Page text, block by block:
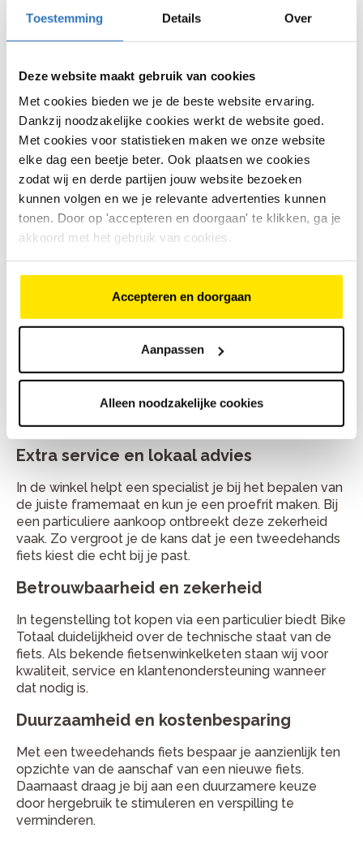
Toestemming Details Over
Deze website maakt gebruik van cookies
Met cookies bieden we je de beste website ervaring.
Dankzij noodzakelijke cookies werkt de website goed.
Met cookies voor statistieken maken we onze website
elke dag een beetje beter. Ook plaatsen we cookies
zodat wij en derde partijen jouw website bezoeken
kunnen volgen en we je relevante advertenties kunnen
tonen. Door op 'accepteren en doorgaan' te klikken, ga je
akkoord met het gebruik van cookies.
Accepteren en doorgaan
Aanpassen
Alleen noodzakelijke cookies
Alle fietsen worden zorgvuldig gecontroleerd door
onze monteurs en rijklaar geleverd, zodat je veilig en
adviseren je graag bij het kiezen van een fiets die
aansluit bij jouw gebruik, comfortwensen en budget.
Waarom een tweedehands fiets
kopen bij Bike Totaal Best?
Door experts gecontroleerde fietsen
Alle tweedehands fietsen bij Bike Totaal worden door
ervaren vakmensen nagekeken en nauwkeurig
afgesteld voordat ze in de verkoop gaan. Dat
betekent dat remmen, verlichting, versnellingen en
andere essentiële onderdelen zijn gecontroleerd,
zodat je met vertrouwen kunt fietsen.
Omruil- en garantieopties
Bij Bike Totaal profiteer je van garantie en zelfs
terug te brengen of te ruilen als deze toch niet
helemaal aan je verwachtingen voldoet.
Extra service en lokaal advies
In de winkel helpt een specialist je bij het bepalen van
de juiste framemaat en kun je een proefrit maken. Bij
een particuliere aankoop ontbreekt deze zekerheid
vaak. Zo vergroot je de kans dat je een tweedehands
fiets kiest die echt bij je past.
Betrouwbaarheid en zekerheid
In tegenstelling tot kopen via een particulier biedt Bike
Totaal duidelijkheid over de technische staat van de
fiets. Als bekende fietsenwinkelketen staan wij voor
kwaliteit, service en klantenondersteuning wanneer
dat nodig is.
Duurzaamheid en kostenbesparing
Met een tweedehands fiets bespaar je aanzienlijk ten
opzichte van de aanschaf van een nieuwe fiets.
Daarnaast draag je bij aan een duurzamere keuze
door hergebruik te stimuleren en verspilling te
verminderen.